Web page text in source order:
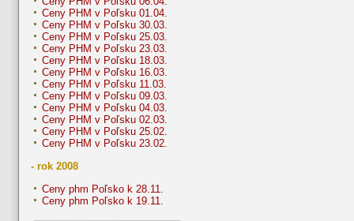
Ceny PHM v Poľsku 01.04.
Ceny PHM v Poľsku 30.03.
Ceny PHM v Poľsku 25.03.
Ceny PHM v Poľsku 23.03.
Ceny PHM v Poľsku 18.03.
Ceny PHM v Poľsku 16.03.
Ceny PHM v Poľsku 11.03.
Ceny PHM v Poľsku 09.03.
Ceny PHM v Poľsku 04.03.
Ceny PHM v Poľsku 02.03.
Ceny PHM v Poľsku 25.02.
Ceny PHM v Poľsku 23.02.
- rok 2008
Ceny phm Poľsko k 28.11.
Ceny phm Poľsko k 19.11.